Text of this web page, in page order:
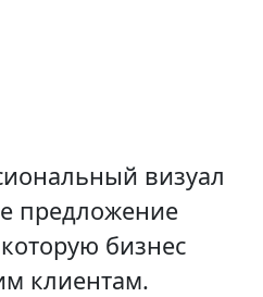
визуал
предложение
бизнес
клиентам.